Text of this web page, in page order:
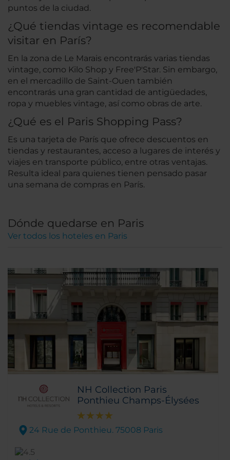
puntos de la ciudad.
¿Qué tiendas vintage es recomendable
visitar en París?
En la zona de Le Marais encontrarás varias tiendas
vintage, como Kilo Shop y Free'P'Star. Sin embargo,
en el mercadillo de Saint-Ouen también
encontrarás una gran cantidad de antigüedades,
ropa y muebles vintage, así como obras de arte.
¿Qué es el Paris Shopping Pass?
Es una tarjeta de París que ofrece descuentos en
tiendas y restaurantes, acceso a lugares de interés y
viajes en transporte público, entre otras ventajas.
Resulta ideal para quienes tienen pensado pasar
una semana de compras en París.
Dónde quedarse en Paris
Ver todos los hoteles en Paris
NH Collection Paris
Ponthieu Champs-Élysées
24 Rue de Ponthieu. 75008 Paris